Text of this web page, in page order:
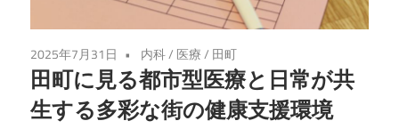
さ
せ
る
2025年7月31日 内科/ 医療/ 田町
田町に見る都市型医療と日常が共
生する多彩な街の健康支援環境